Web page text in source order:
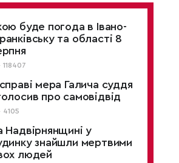
буде погода в Івано-
та області 8
118407
мера Галича суддя
про самовідвід
4105
Надвірнянщині у
знайшли мертвими
людей